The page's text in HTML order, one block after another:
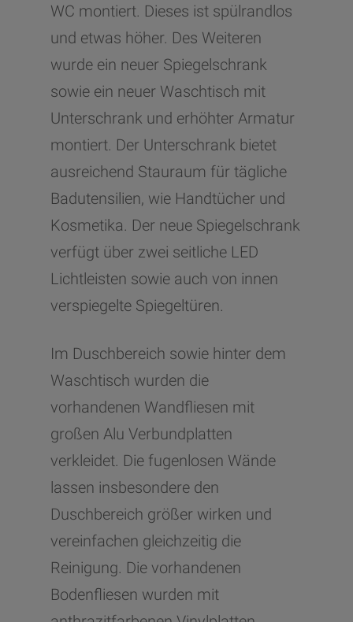
WC montiert. Dieses ist spülrandlos
und etwas höher. Des Weiteren
wurde ein neuer Spiegelschrank
sowie ein neuer Waschtisch mit
Unterschrank und erhöhter Armatur
montiert. Der Unterschrank bietet
ausreichend Stauraum für tägliche
Badutensilien, wie Handtücher und
Kosmetika. Der neue Spiegelschrank
verfügt über zwei seitliche LED
Lichtleisten sowie auch von innen
verspiegelte Spiegeltüren.
Im Duschbereich sowie hinter dem
Waschtisch wurden die
vorhandenen Wandfliesen mit
großen Alu Verbundplatten
verkleidet. Die fugenlosen Wände
lassen insbesondere den
Duschbereich größer wirken und
vereinfachen gleichzeitig die
Reinigung. Die vorhandenen
Bodenfliesen wurden mit